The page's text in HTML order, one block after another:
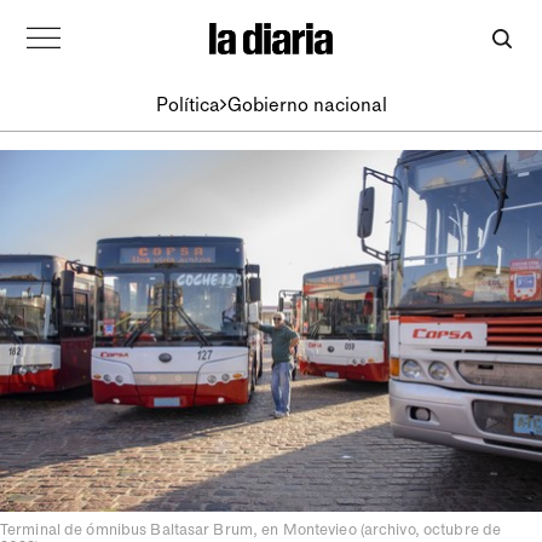
Política Gobierno nacional
Terminal de ómnibus Baltasar Brum, en Montevieo (archivo, octubre de